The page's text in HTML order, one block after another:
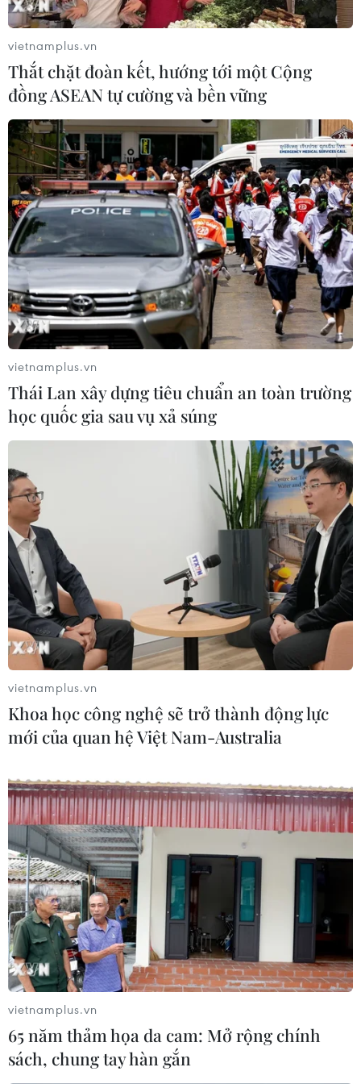
"Long COVID" ở trẻ em và thanh thiếu
niên không kéo dài quá 12 tuần
17/09/2021 09:55
Trong các nghiên cứu được đánh giá, 5 triệu chứng
thường gặp nhất ở trẻ nhỏ và thanh thiếu niên mắc hội
chứng "long COVID" là đau đầu, mệt mỏi, rối loạn giấc
ngủ, đau bụng và mất tập trung.
Trẻ em mắc COVID thường có triệu
chứng nhẹ, nhưng vẫn cần tiêm vaccine
18/09/2021 00:00
Trẻ em không có bệnh lí nền ít có khả năng bệnh trở
nặng khi mắc COVID-19. Tuy nhiên, việc tiêm chủng
vaccine ngừa COVID-19 cho nhóm tuổi thanh thiếu niên
vẫn có ý nghĩa rất quan trọng.
Dịch COVID-19: Nghiên cứu mới về tình
trạng “COVID kéo dài” ở Anh
17/09/2021 22:38
vietnamplus.vn
Thắt chặt đoàn kết, hướng tới một Cộng
đồng ASEAN tự cường và bền vững
vietnamplus.vn
Thái Lan xây dựng tiêu chuẩn an toàn trường
học quốc gia sau vụ xả súng
vietnamplus.vn
Khoa học công nghệ sẽ trở thành động lực
mới của quan hệ Việt Nam-Australia
vietnamplus.vn
65 năm thảm họa da cam: Mở rộng chính
sách, chung tay hàn gắn